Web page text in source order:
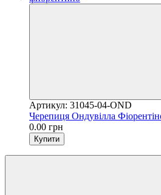
Артикул: 31045-04-OND
Черепиця Ондувілла
0.00 грн
Купити